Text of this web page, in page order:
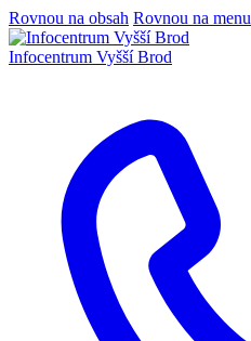
Rovnou na obsah Rovnou na menu
Infocentrum Vyšší Brod